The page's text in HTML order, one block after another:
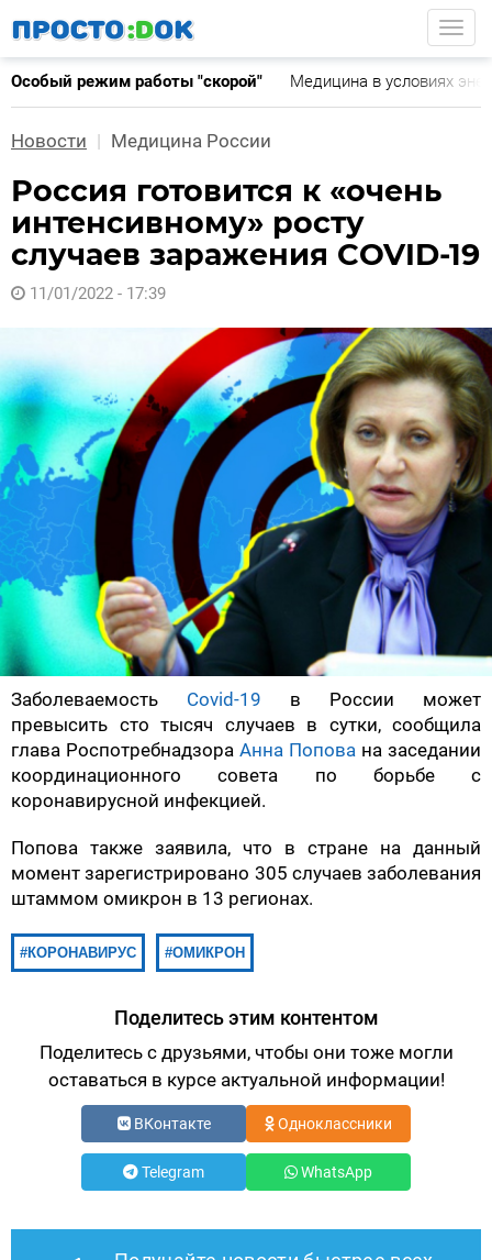
основному
содержанию
Особый режим работы "скорой" Медицина в условиях
Новости Медицина России
Россия готовится к «очень
интенсивному» росту
случаев заражения COVID-19
11/01/2022 - 17:39
Заболеваемость Covid-19 в России может
превысить сто тысяч случаев в сутки, сообщила
глава Роспотребнадзора Анна Попова на заседании
координационного совета по борьбе с
коронавирусной инфекцией.
Попова также заявила, что в стране на данный
момент зарегистрировано 305 случаев заболевания
штаммом омикрон в 13 регионах.
КОРОНАВИРУС ОМИКРОН
Поделитесь этим контентом
Поделитесь с друзьями, чтобы они тоже могли
оставаться в курсе актуальной информации!
ВКонтакте Одноклассники
Telegram WhatsApp